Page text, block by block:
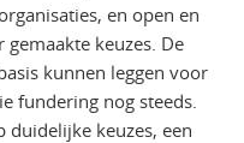
en open en
keuzes. De
kunnen leggen voor
fundering nog steeds.
keuzes, een